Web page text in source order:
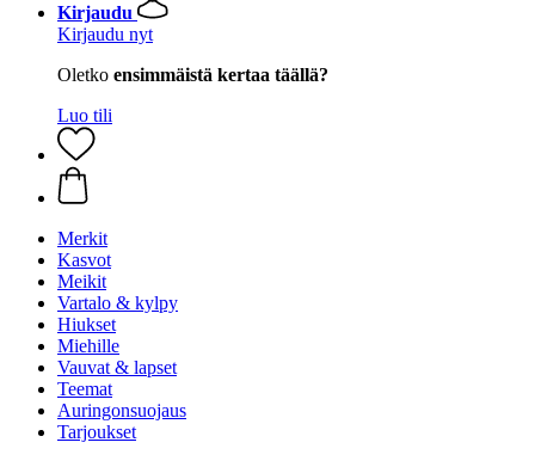
Kirjaudu
Kirjaudu nyt
Oletko ensimmäistä kertaa täällä?
Luo tili
Merkit
Kasvot
Meikit
Vartalo & kylpy
Hiukset
Miehille
Vauvat & lapset
Teemat
Auringonsuojaus
Tarjoukset